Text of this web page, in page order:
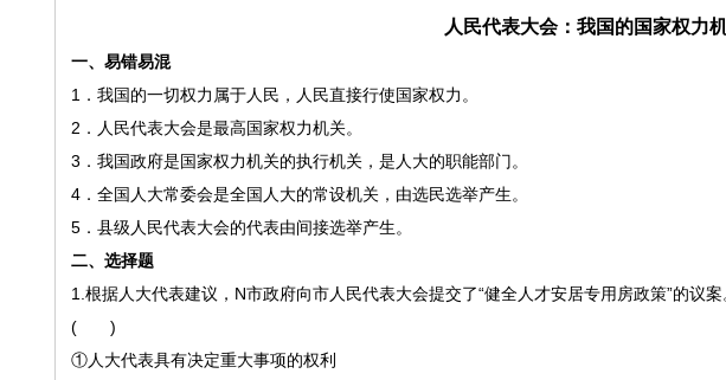
人民代表大会：我国的国家权力
一、易错易混
1．我国的一切权力属于人民，人民直接行使国家权力。
2．人民代表大会是最高国家权力机关。
3．我国政府是国家权力机关的执行机关，是人大的职能部门。
4．全国人大常委会是全国人大的常设机关，由选民选举产生。
5．县级人民代表大会的代表由间接选举产生。
二、选择题
1. 根据人大代表建议， N市政府向市人民代表大会提交了“健全人才安居专用房政策”的议
( )
①人大代表具有决定重大事项的权利